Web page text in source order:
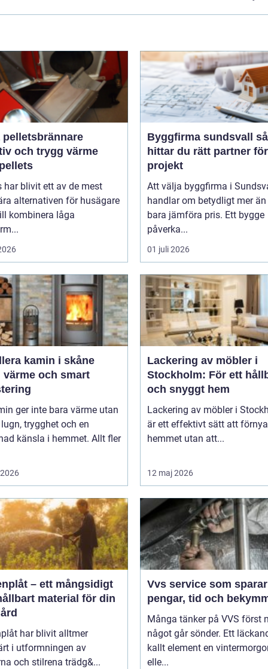
pelletsbrännare
och trygg värme
har blivit ett av de mest
alternativen för husägare
kombinera låga
Byggfirma sundsvall så
hittar du rätt partner
projekt
Att välja byggfirma i
handlar om betydligt mer
bara jämföra pris. Ett bygge
påverka...
01 juli 2026
kamin i skåne
värme och smart
ger inte bara värme utan
trygghet och en
känsla i hemmet. Allt fler
Lackering av möbler i
Stockholm: För ett
och snyggt hem
Lackering av möbler i
är ett effektivt sätt att förnya
hemmet utan att...
12 maj 2026
– ett mångsidigt
material för din
har blivit alltmer
i utformningen av
och stilrena trädg&...
Vvs service som sparar
pengar, tid och
Många tänker på VVS först
något går sönder. Ett
kallt element en
elle...